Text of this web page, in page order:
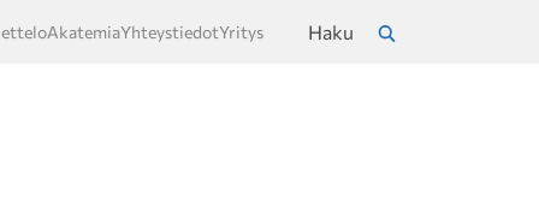
AkatemiaYhteystiedotYritys
Haku